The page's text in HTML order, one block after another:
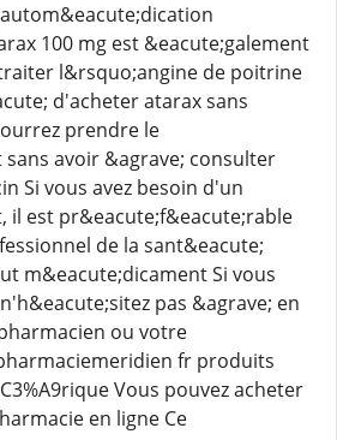
100 mg est &eacute;galement
l&rsquo;angine de poitrine
d'acheter atarax sans
prendre le
avoir &agrave; consulter
Si vous avez besoin d'un
il est pr&eacute;f&eacute;rable
de la sant&eacute;
m&eacute;dicament Si vous
pas &agrave; en
ou votre
fr produits
Vous pouvez acheter
en ligne Ce